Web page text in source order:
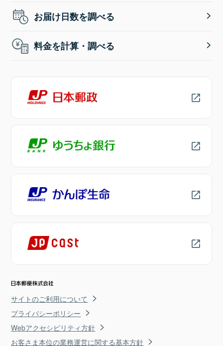
お届け日数を調べる
料金を計算・調べる
サイトのご利用について
プライバシーポリシー
Webアクセシビリティ方針
お客さま本位の業務運営に関する基本方針